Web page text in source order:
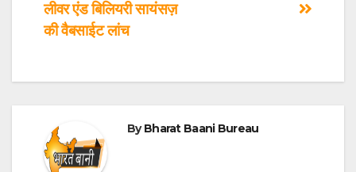
लीवर एंड बिलियरी सायंसज़
की वैबसाईट लांच
ByBharat Baani Bureau